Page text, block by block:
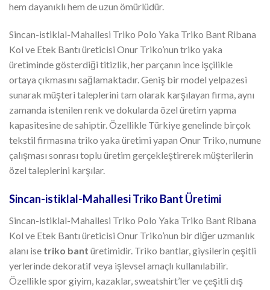
hem dayanıklı hem de uzun ömürlüdür.
Sincan-istiklal-Mahallesi Triko Polo Yaka Triko Bant Ribana
Kol ve Etek Bantı üreticisi Onur Triko’nun triko yaka
üretiminde gösterdiği titizlik, her parçanın ince işçilikle
ortaya çıkmasını sağlamaktadır. Geniş bir model yelpazesi
sunarak müşteri taleplerini tam olarak karşılayan firma, aynı
zamanda istenilen renk ve dokularda özel üretim yapma
kapasitesine de sahiptir. Özellikle Türkiye genelinde birçok
tekstil firmasına triko yaka üretimi yapan Onur Triko, numune
çalışması sonrası toplu üretim gerçekleştirerek müşterilerin
özel taleplerini karşılar.
Sincan-istiklal-Mahallesi Triko Bant Üretimi
Sincan-istiklal-Mahallesi Triko Polo Yaka Triko Bant Ribana
Kol ve Etek Bantı üreticisi Onur Triko’nun bir diğer uzmanlık
alanı ise triko bant üretimidir. Triko bantlar, giysilerin çeşitli
yerlerinde dekoratif veya işlevsel amaçlı kullanılabilir.
Özellikle spor giyim, kazaklar, sweatshirt’ler ve çeşitli dış